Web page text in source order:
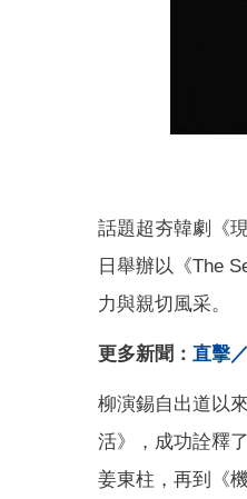
話題超夯韓劇《
日舉辦以《The
力與親切風采。
更多新聞： 直擊
柳演錫自出道以
活》，成功詮釋
姜東柱，再到《